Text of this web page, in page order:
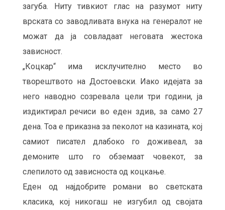
загуба. Ниту тивкиот глас на разумот ниту
врската со заводливата внука на генералот не
можат да ја совладаат неговата жестока
зависност.
„Коцкар“ има исклучително место во
творештвото на Достоевски. Иако идејата за
него наводно созревала цели три години, ја
издиктирал речиси во еден здив, за само 27
дена. Тоа е приказна за пеколот на казината, кој
самиот писател длабоко го доживеал, за
демоните што го обземаат човекот, за
слепилото од зависноста од коцкање.
Еден од најдобрите романи во светската
класика, кој никогаш не изгубил од својата